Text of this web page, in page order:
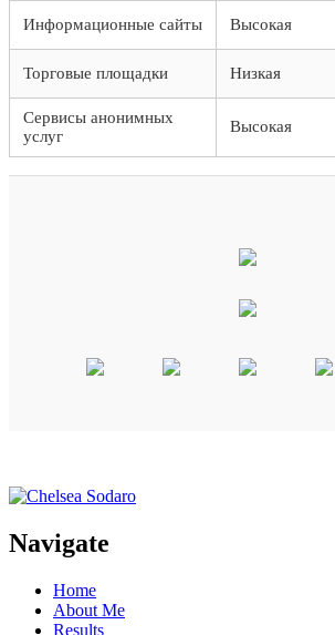
Информационные сайты Высокая
Торговые площадки Низкая
Сервисы анонимных
услуг
Высокая
Navigate
Home
About Me
Results